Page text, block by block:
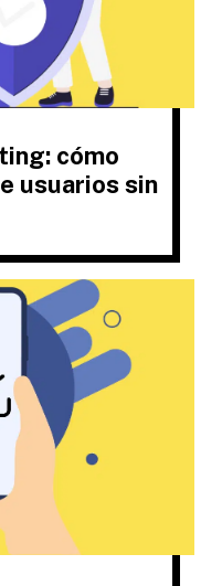
cómo
usuarios sin